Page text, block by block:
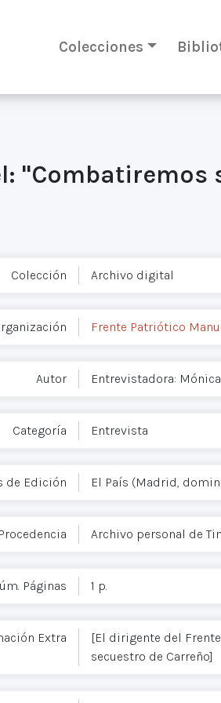
Colecciones
Colección Archivo digital
Frente Patriótico
Autor Entrevistadora:
Categoría Entrevista
de Edición El País (Madrid,
Procedencia Archivo personal de
Páginas 1 p.
Extra
[El dirigente del
secuestro de Carreño]